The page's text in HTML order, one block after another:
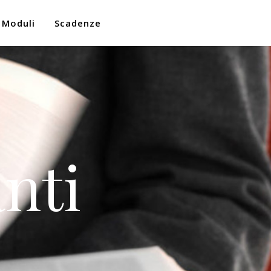
Moduli Scadenze